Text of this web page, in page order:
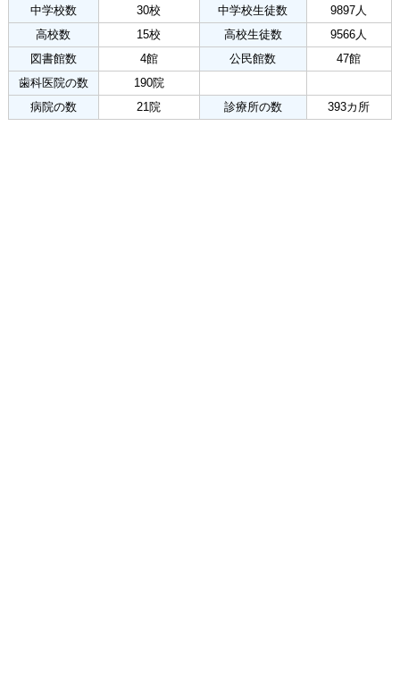
中学校数
30校 中学校生徒数
9897人
高校数
15校 高校生徒数
9566人
図書館数
4館 公民館数
47館
歯科医院の数
190院
病院の数
21院 診療所の数 393カ所